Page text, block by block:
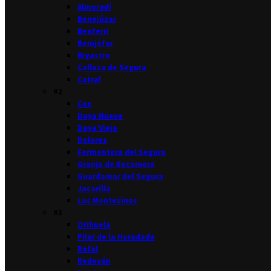
Almoradí
Benejúzar
Benferri
Benijófar
Bigastro
Callosa de Segura
Catral
Cox
Daya Nueva
Daya Vieja
Dolores
Formentera del Segura
Granja de Rocamora
Guardamar del Segura
Jacarilla
Los Montesinos
Orihuela
Pilar de la Horadada
Rafal
Redován